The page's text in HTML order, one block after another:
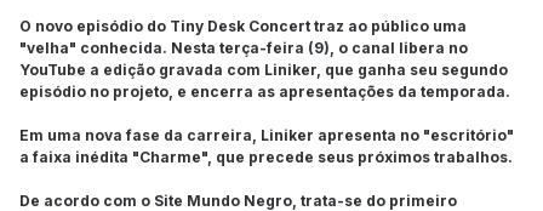
O novo episódio do Tiny Desk Concert traz ao público uma
"velha" conhecida. Nesta terça-feira (9), o canal libera no
YouTube a edição gravada com Liniker, que ganha seu segundo
episódio no projeto, e encerra as apresentações da temporada.
Em uma nova fase da carreira, Liniker apresenta no "escritório"
a faixa inédita "Charme", que precede seus próximos trabalhos.
De acordo com o Site Mundo Negro, trata-se do primeiro